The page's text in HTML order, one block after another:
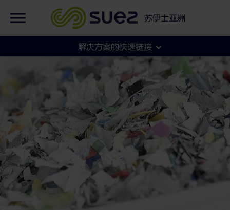
苏伊士亚洲
集团官网
解决方案的快速链接
工商